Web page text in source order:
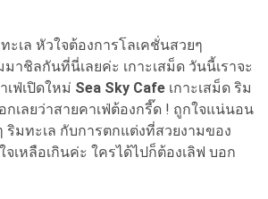
เล หัวใจต้องการโลเคชั่นสวยๆ
าชิลกันที่นี่เลยค่ะ เกาะเสม็ด วันนี้เราจะ
ฟ่เปิดใหม่ Sea Sky Cafe เกาะเสม็ด ริม
กเลยว่าสายคาเฟ่ต้องกรี๊ด ! ถูกใจแน่นอน
ริมทะเล กับการตกแต่งที่สวยงามของ
จเหลือเกินค่ะ ใครได้ไปก็ต้องเลิฟ บอก